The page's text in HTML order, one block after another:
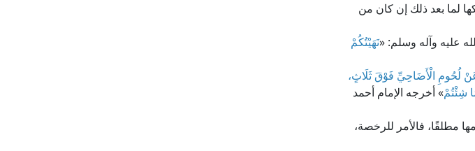
لما بعد ذلك إن كان من
عليه وآله وسلم: «نَهَيْتُكُمْ
لُحُومِ الْأَضَاحِيِّ فَوْقَ ثَلَاثٍ،
شِئْتُمْ» أخرجه الإمام أحمد
[(فأمسكوا) أي: لحومها مطلقًا، فالأمر للرخصة،